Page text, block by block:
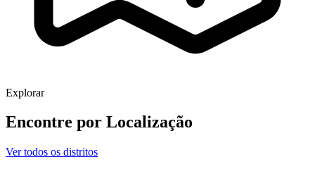
Explorar
Encontre por Localização
Ver todos os distritos